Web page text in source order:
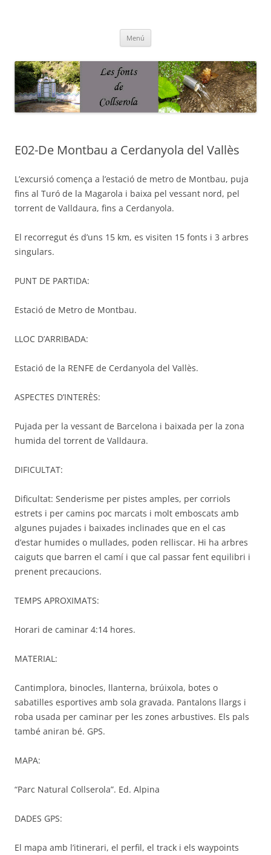
Menú
E02-De Montbau a Cerdanyola del Vallès
L’excursió comença a l’estació de metro de Montbau, puja
fins al Turó de la Magarola i baixa pel vessant nord, pel
torrent de Valldaura, fins a Cerdanyola.
El recorregut és d’uns 15 km, es visiten 15 fonts i 3 arbres
singulars.
PUNT DE PARTIDA:
Estació de Metro de Montbau.
LLOC D’ARRIBADA:
Estació de la RENFE de Cerdanyola del Vallès.
ASPECTES D’INTERÈS:
Pujada per la vessant de Barcelona i baixada per la zona
humida del torrent de Valldaura.
DIFICULTAT:
Dificultat: Senderisme per pistes amples, per corriols
estrets i per camins poc marcats i molt emboscats amb
algunes pujades i baixades inclinades que en el cas
d’estar humides o mullades, poden relliscar. Hi ha arbres
caiguts que barren el camí i que cal passar fent equilibri i
prenent precaucions.
TEMPS APROXIMATS:
Horari de caminar 4:14 hores.
MATERIAL:
Cantimplora, binocles, llanterna, brúixola, botes o
sabatilles esportives amb sola gravada. Pantalons llargs i
roba usada per caminar per les zones arbustives. Els pals
també aniran bé. GPS.
MAPA:
“Parc Natural Collserola”. Ed. Alpina
DADES GPS:
El mapa amb l’itinerari, el perfil, el track i els waypoints